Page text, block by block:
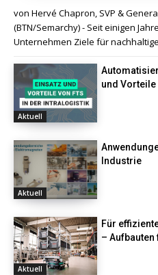
von Hervé Chapron, SVP &
(BTN/Semarchy) - Seit einigen
Unternehmen Ziele für
Aktuell
und Vorteile
Aktuell
Industrie
Aktuell
Für
– Aufbauten